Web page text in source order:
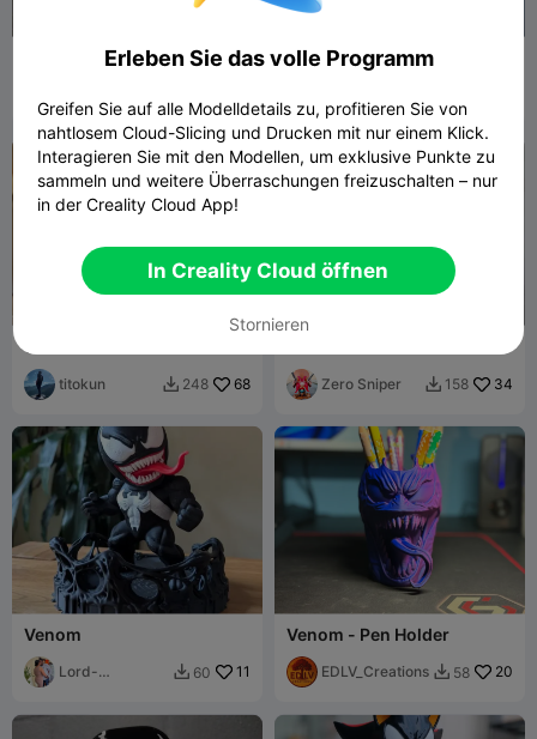
Urbaner Cobra im Hoodie
Spider-Venom-
Papiermodell
Raymond-
Ramirez
venom chibi
titokun  248 68 Zero Sniper  158 34
Venom
Lord-
 60 11
Venom - Pen Holder
EDLV_Creations  58 20
Erleben Sie das volle Programm
Greifen Sie auf alle Modelldetails zu, profitieren Sie von
nahtlosem Cloud-Slicing und Drucken mit nur einem Klick.
Interagieren Sie mit den Modellen, um exklusive Punkte zu
sammeln und weitere Überraschungen freizuschalten – nur
in der Creality Cloud App!
In Creality Cloud öffnen
Stornieren